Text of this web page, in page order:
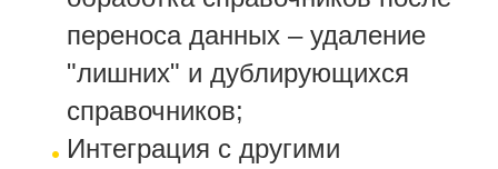
переноса данных – удаление
"лишних" и дублирующихся
справочников;
Интеграция с другими